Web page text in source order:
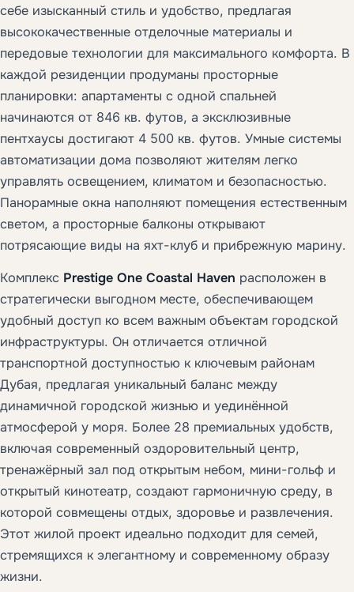
себе изысканный стиль и удобство, предлагая
высококачественные отделочные материалы и
передовые технологии для максимального комфорта. В
каждой резиденции продуманы просторные
планировки: апартаменты с одной спальней
начинаются от 846 кв. футов, а эксклюзивные
пентхаусы достигают 4 500 кв. футов. Умные системы
автоматизации дома позволяют жителям легко
управлять освещением, климатом и безопасностью.
Панорамные окна наполняют помещения естественным
светом, а просторные балконы открывают
потрясающие виды на яхт-клуб и прибрежную марину.
Комплекс Prestige One Coastal Haven расположен в
стратегически выгодном месте, обеспечивающем
удобный доступ ко всем важным объектам городской
инфраструктуры. Он отличается отличной
транспортной доступностью к ключевым районам
Дубая, предлагая уникальный баланс между
динамичной городской жизнью и уединённой
атмосферой у моря. Более 28 премиальных удобств,
включая современный оздоровительный центр,
тренажёрный зал под открытым небом, мини-гольф и
открытый кинотеатр, создают гармоничную среду, в
которой совмещены отдых, здоровье и развлечения.
Этот жилой проект идеально подходит для семей,
стремящихся к элегантному и современному образу
жизни.